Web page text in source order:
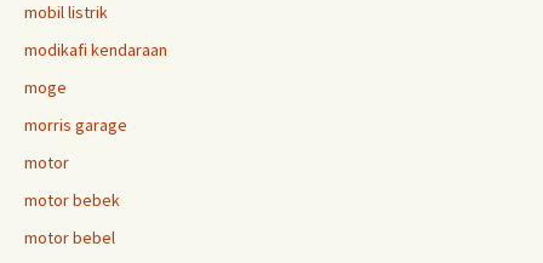
mobil listrik
modikafi kendaraan
moge
morris garage
motor
motor bebek
motor bebel